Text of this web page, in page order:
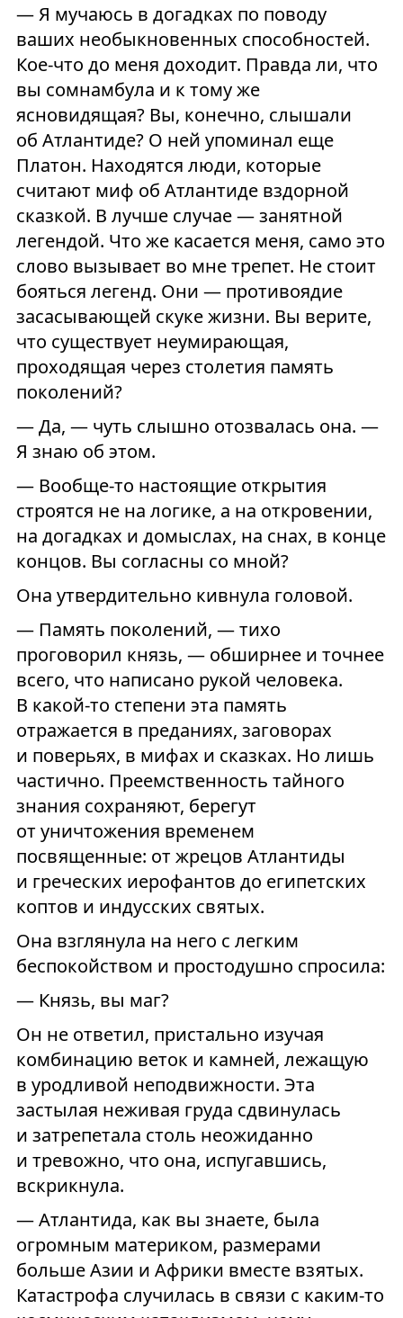
— Я мучаюсь в догадках по поводу
ваших необыкновенных способностей.
Кое-что до меня доходит. Правда ли, что
вы сомнамбула и к тому же
ясновидящая? Вы, конечно, слышали
об Атлантиде? О ней упоминал еще
Платон. Находятся люди, которые
считают миф об Атлантиде вздорной
сказкой. В лучше случае — занятной
легендой. Что же касается меня, само это
слово вызывает во мне трепет. Не стоит
бояться легенд. Они — противоядие
засасывающей скуке жизни. Вы верите,
что существует неумирающая,
проходящая через столетия память
поколений?
— Да, — чуть слышно отозвалась она. —
Я знаю об этом.
— Вообще-то настоящие открытия
строятся не на логике, а на откровении,
на догадках и домыслах, на снах, в конце
концов. Вы согласны со мной?
Она утвердительно кивнула головой.
— Память поколений, — тихо
проговорил князь, — обширнее и точнее
всего, что написано рукой человека.
В какой-то степени эта память
отражается в преданиях, заговорах
и поверьях, в мифах и сказках. Но лишь
частично. Преемственность тайного
знания сохраняют, берегут
от уничтожения временем
посвященные: от жрецов Атлантиды
и греческих иерофантов до египетских
коптов и индусских святых.
Она взглянула на него с легким
беспокойством и простодушно спросила:
— Князь, вы маг?
Он не ответил, пристально изучая
комбинацию веток и камней, лежащую
в уродливой неподвижности. Эта
застылая неживая груда сдвинулась
и затрепетала столь неожиданно
и тревожно, что она, испугавшись,
вскрикнула.
— Атлантида, как вы знаете, была
огромным материком, размерами
больше Азии и Африки вместе взятых.
Катастрофа случилась в связи с каким-то